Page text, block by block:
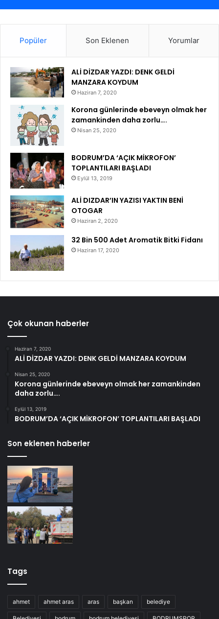
Popüler Son Eklenen Yorumlar
ALİ DİZDAR YAZDI: DENK GELDİ
MANZARA KOYDUM
Haziran 7, 2020
Korona günlerinde ebeveyn olmak her
zamankinden daha zorlu….
Nisan 25, 2020
BODRUM’DA ‘AÇIK MİKROFON’
TOPLANTILARI BAŞLADI
Eylül 13, 2019
ALİ DIZDAR’IN YAZISI YAKTIN BENİ
OTOGAR
Haziran 2, 2020
32 Bin 500 Adet Aromatik Bitki Fidanı
Haziran 17, 2020
Çok okunan haberler
Haziran 7, 2020
ALİ DİZDAR YAZDI: DENK GELDİ MANZARA KOYDUM
Nisan 25, 2020
Korona günlerinde ebeveyn olmak her zamankinden
daha zorlu….
Eylül 13, 2019
BODRUM’DA ‘AÇIK MİKROFON’ TOPLANTILARI BAŞLADI
Son eklenen haberler
Tags
ahmet ahmet aras aras başkan belediye